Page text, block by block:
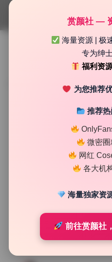
次元高清图库
黑白御猫7期1.4G 高清画册
赏颜社 —
海量资源 | 极
专为绅
福利资
为您推荐
推荐热
微密
网红
各大机
海量独家资
前往赏颜社